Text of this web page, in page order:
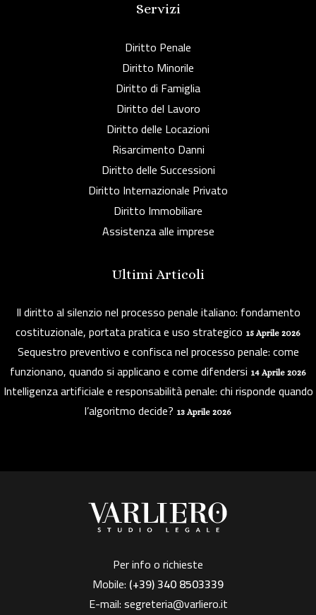
Servizi
Diritto Penale
Diritto Minorile
Diritto di Famiglia
Diritto del Lavoro
Diritto delle Locazioni
Risarcimento Danni
Diritto delle Successioni
Diritto Internazionale Privato
Diritto Immobiliare
Assistenza alle imprese
Ultimi Articoli
Il diritto al silenzio nel processo penale italiano: fondamento
costituzionale, portata pratica e uso strategico 15 Aprile 2026
Sequestro preventivo e confisca nel processo penale: come
funzionano, quando si applicano e come difendersi 14 Aprile 2026
Intelligenza artificiale e responsabilità penale: chi risponde quando
l’algoritmo decide? 13 Aprile 2026
Per info o richieste
Mobile: (+39)340 8503339
E-mail:segreteria@varliero.it